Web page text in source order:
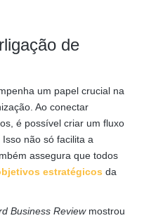
de
um papel crucial na
Ao conectar
é possível criar um fluxo
não só facilita a
assegura que todos
estratégicos da
Business Reviewmostrou